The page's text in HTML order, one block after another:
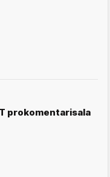
prokomentarisala